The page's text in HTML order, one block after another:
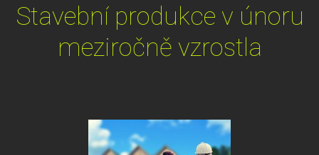
Stavební produkce v únoru
meziročně vzrostla